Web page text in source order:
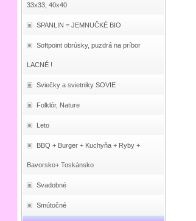
33x33, 40x40
SPANLIN = JEMNUČKÉ BIO
Softpoint obrúsky, puzdrá na príbor
LACNÉ !
Sviečky a svietniky SOVIE
Folklór, Nature
Leto
BBQ + Burger + Kuchyňa + Ryby +
Bavorsko+ Toskánsko
Svadobné
Smútočné